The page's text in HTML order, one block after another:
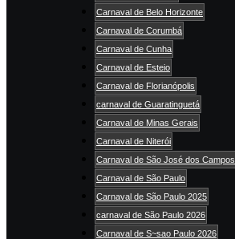
Carnaval de Belo Horizonte
Carnaval de Corumbá
Carnaval de Cunha
Carnaval de Esteio
Carnaval de Florianópolis
carnaval de Guaratinguetá
Carnaval de Minas Gerais
Carnaval de Niterói
Carnaval de São José dos Campos
Carnaval de São Paulo
Carnaval de São Paulo 2025
carnaval de São Paulo 2026
Carnaval de S~sao Paulo 2026